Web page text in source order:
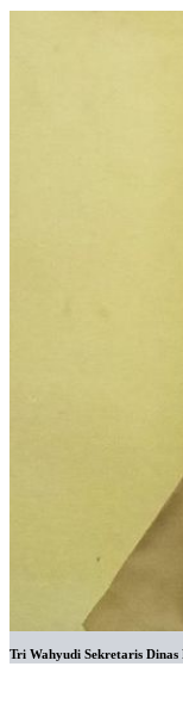
Tri Wahyudi Sekretaris